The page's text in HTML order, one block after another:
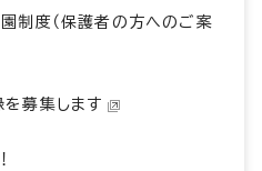
制度（保護者の方へのご案
募集します